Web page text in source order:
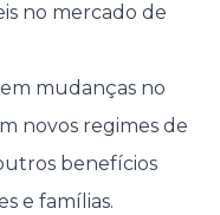
no mercado de
mudanças no
novos regimes de
benefícios
e famílias.